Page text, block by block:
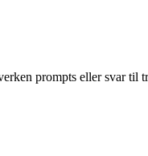
prompts eller svar til